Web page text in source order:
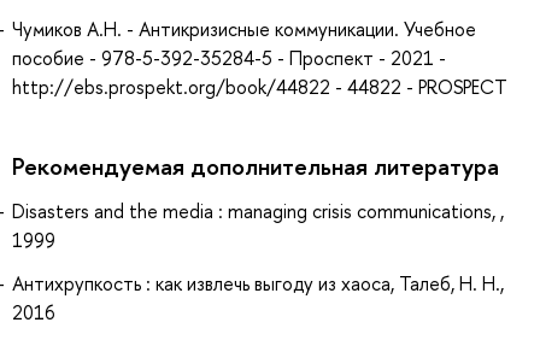
Чумиков А.Н. - Антикризисные коммуникации. Учебное
пособие - 978-5-392-35284-5 - Проспект - 2021 -
http://ebs.prospekt.org/book/44822 - 44822 - PROSPECT
Рекомендуемая дополнительная литература
Disasters and the media : managing crisis communications, ,
1999
Антихрупкость : как извлечь выгоду из хаоса, Талеб, Н. Н.,
2016